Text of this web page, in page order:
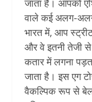
जाता है। आपको
वाले कई अलग-
भारत में, आप
और वे इतनी तेजी से
कतार में लगना
जाता है। इस एग
वैकल्पिक रूप से बेल